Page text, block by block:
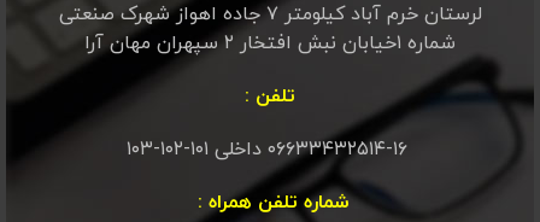
لرستان خرم آباد کیلومتر ۷ جاده اهواز شهرک صنعتی
شماره ۱خیابان نبش افتخار ۲ سپهران مهان آرا
تلفن :
۰۶۶۳۳۴۳۲۵۱۴-۱۶ داخلی ۱۰۱-۱۰۲-۱۰۳
شماره تلفن همراه :